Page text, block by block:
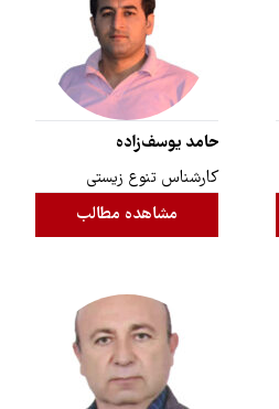
حامد یوسف‌زاده
کارشناس تنوع زیستی
مشاهده مطالب